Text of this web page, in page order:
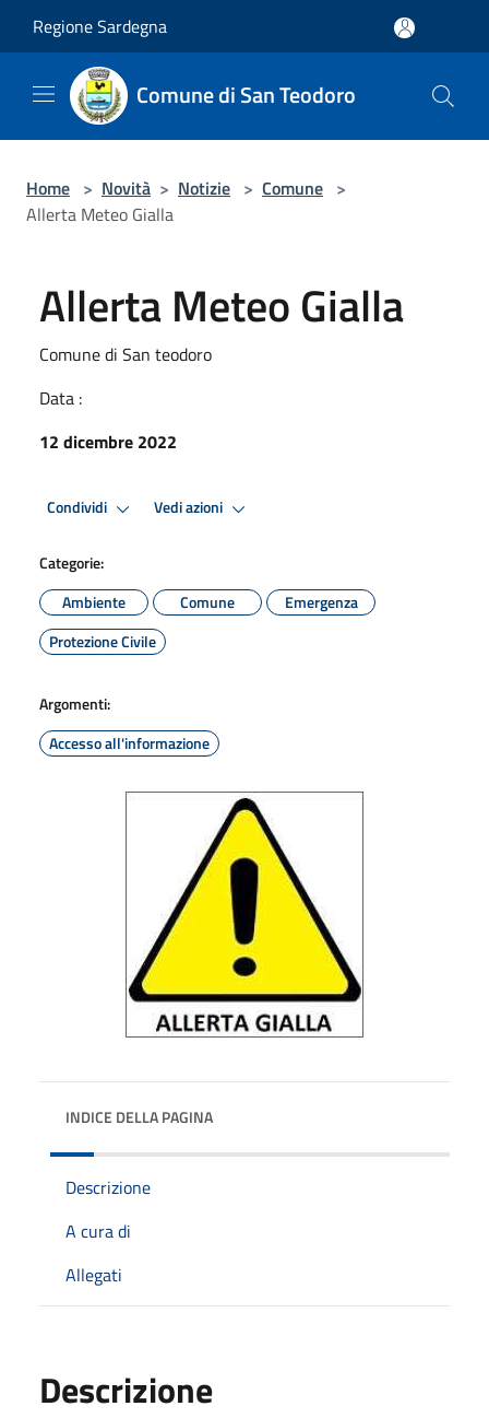
Regione Sardegna
Comune di San Teodoro
Home > Novità > Notizie > Comune >
Allerta Meteo Gialla
Allerta Meteo Gialla
Comune di San teodoro
Data :
12 dicembre 2022
Condividi Vedi azioni
Categorie:
Ambiente
Comune
Emergenza
Protezione Civile
Argomenti:
Accesso all'informazione
INDICE DELLA PAGINA
Descrizione
A cura di
Allegati
Descrizione